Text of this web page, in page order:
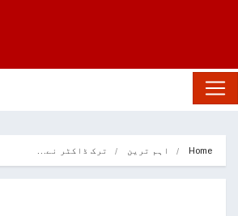
Home اہم ترین ترک ڈاکٹر نے…